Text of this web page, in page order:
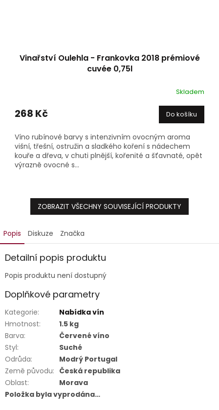
Vinařství Oulehla - Frankovka 2018 prémiové
cuvée 0,75l
Skladem
268 Kč Do košíku
Víno rubínové barvy s intenzivním ovocným aroma
višní, třešní, ostružin a sladkého koření s nádechem
kouře a dřeva, v chuti plnější, kořenité a šťavnaté, opět
výrazně ovocné s...
ZOBRAZIT VŠECHNY SOUVISEJÍCÍ PRODUKTY
Popis Diskuze Značka
Detailní popis produktu
Popis produktu není dostupný
Doplňkové parametry
Kategorie:
Nabídka vín
Hmotnost:
1.5 kg
Barva:
Červené víno
Styl:
Suché
Odrůda:
Modrý Portugal
Země původu: Česká republika
Oblast:
Morava
Položka byla vyprodána…